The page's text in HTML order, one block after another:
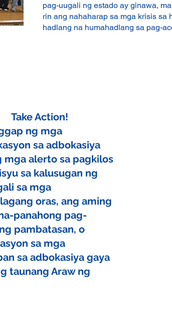
pag-uugali ng estado ay ginawa,
rin ang nahaharap sa mga krisis sa
hadlang na humahadlang sa pag-
Take Action!
ng mga
sa adbokasiya
mga alerto sa pagkilos
sa kalusugan ng
sa mga
oras, ang aming
panahong pag-
pambatasan, o
sa mga
sa adbokasiya gaya
taunang Araw ng